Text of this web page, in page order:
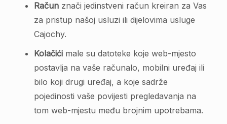
Računznači jedinstveni račun kreiran za Vas
za pristup našoj usluzi ili dijelovima usluge
Cajochy.
Kolačićimale su datoteke koje web-mjesto
postavlja na vaše računalo, mobilni uređaj ili
bilo koji drugi uređaj, a koje sadrže
pojedinosti vaše povijesti pregledavanja na
tom web-mjestu među brojnim upotrebama.